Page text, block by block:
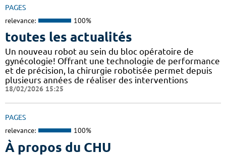
PAGES
relevance: 100%
toutes les actualités
Un nouveau robot au sein du bloc opératoire de
gynécologie! Offrant une technologie de performance
et de précision, la chirurgie robotisée permet depuis
plusieurs années de réaliser des interventions
18/02/2026 15:25
PAGES
relevance: 100%
À propos du CHU